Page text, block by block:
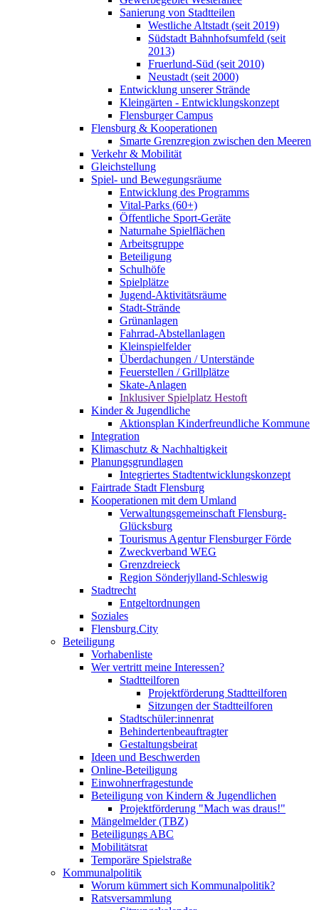
Sanierung von Stadtteilen
Westliche Altstadt (seit 2019)
Südstadt Bahnhofsumfeld (seit
2013)
Fruerlund-Süd (seit 2010)
Neustadt (seit 2000)
Entwicklung unserer Strände
Kleingärten - Entwicklungskonzept
Flensburger Campus
Flensburg & Kooperationen
Smarte Grenzregion zwischen den Meeren
Verkehr & Mobilität
Gleichstellung
Spiel- und Bewegungsräume
Entwicklung des Programms
Vital-Parks (60+)
Öffentliche Sport-Geräte
Naturnahe Spielflächen
Arbeitsgruppe
Beteiligung
Schulhöfe
Spielplätze
Jugend-Aktivitätsräume
Stadt-Strände
Grünanlagen
Fahrrad-Abstellanlagen
Kleinspielfelder
Überdachungen / Unterstände
Feuerstellen / Grillplätze
Skate-Anlagen
Inklusiver Spielplatz Hestoft
Kinder & Jugendliche
Aktionsplan Kinderfreundliche Kommune
Integration
Klimaschutz & Nachhaltigkeit
Planungsgrundlagen
Integriertes Stadtentwicklungskonzept
Fairtrade Stadt Flensburg
Kooperationen mit dem Umland
Verwaltungsgemeinschaft Flensburg-
Glücksburg
Tourismus Agentur Flensburger Förde
Zweckverband WEG
Grenzdreieck
Region Sönderjylland-Schleswig
Stadtrecht
Entgeltordnungen
Soziales
Flensburg.City
Beteiligung
Vorhabenliste
Wer vertritt meine Interessen?
Stadtteilforen
Projektförderung Stadtteilforen
Sitzungen der Stadtteilforen
Stadtschüler:innenrat
Behindertenbeauftragter
Gestaltungsbeirat
Ideen und Beschwerden
Online-Beteiligung
Einwohnerfragestunde
Beteiligung von Kindern & Jugendlichen
Projektförderung "Mach was draus!"
Mängelmelder (TBZ)
Beteiligungs ABC
Mobilitätsrat
Temporäre Spielstraße
Kommunalpolitik
Worum kümmert sich Kommunalpolitik?
Ratsversammlung